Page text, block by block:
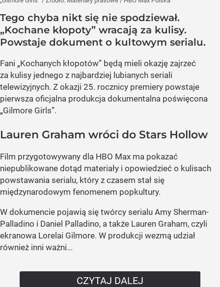
Tego chyba nikt się nie spodziewał.
„Kochane kłopoty” wracają za kulisy.
Powstaje dokument o kultowym serialu.
Fani „Kochanych kłopotów” będą mieli okazję zajrzeć
za kulisy jednego z najbardziej lubianych seriali
telewizyjnych. Z okazji 25. rocznicy premiery powstaje
pierwsza oficjalna produkcja dokumentalna poświęcona
„Gilmore Girls”.
Lauren Graham wróci do Stars Hollow
Film przygotowywany dla HBO Max ma pokazać
niepublikowane dotąd materiały i opowiedzieć o kulisach
powstawania serialu, który z czasem stał się
międzynarodowym fenomenem popkultury.
W dokumencie pojawią się twórcy serialu Amy Sherman-
Palladino i Daniel Palladino, a także Lauren Graham, czyli
ekranowa Lorelai Gilmore. W produkcji wezmą udział
również inni ważni...
CZYTAJ DALEJ